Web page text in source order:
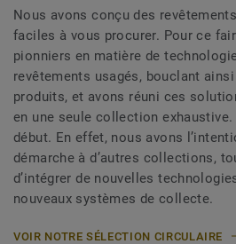
Nous avons conçu des
faciles à vous procurer. Pour ce
pionniers en matière de
revêtements usagés, bouclant
produits, et avons réuni ces
en une seule collection exhaustive.
début. En effet, nous avons
démarche à d’autres collections,
d’intégrer de nouvelles
nouveaux systèmes de collecte.
VOIR NOTRE SÉLECTION CIRCULAIRE